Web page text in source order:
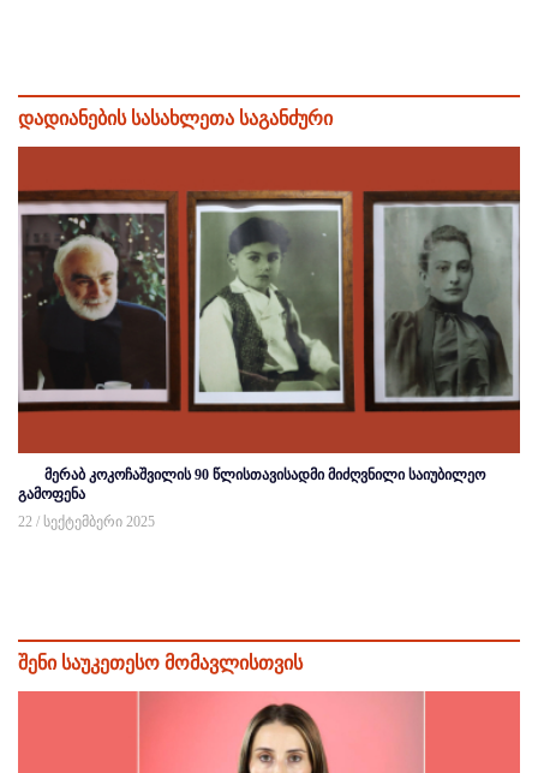
დადიანების სასახლეთა საგანძური
მერაბ კოკოჩაშვილის 90 წლისთავისადმი მიძღვნილი საიუბილეო
გამოფენა
22 / სექტემბერი 2025
შენი საუკეთესო მომავლისთვის